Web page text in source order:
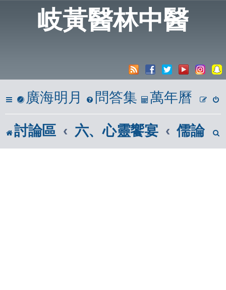
岐黃醫林中醫
廣海明月 問答集 萬年曆
討論區 六、心靈饗宴 儒論